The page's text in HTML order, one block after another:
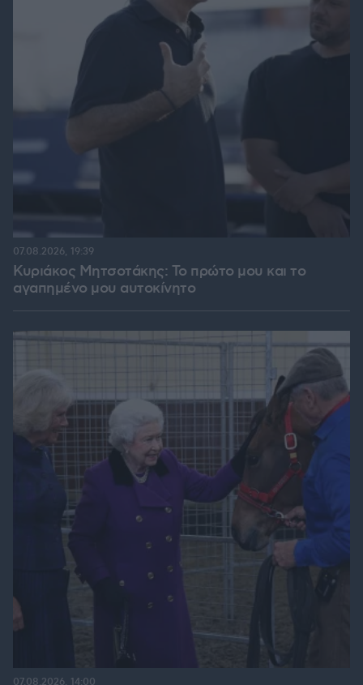
Κυριάκος Μητσοτάκης: Το πρώτο μου και το
αγαπημένο μου αυτοκίνητο
07.08.2026, 19:39
07.08.2026, 14:00